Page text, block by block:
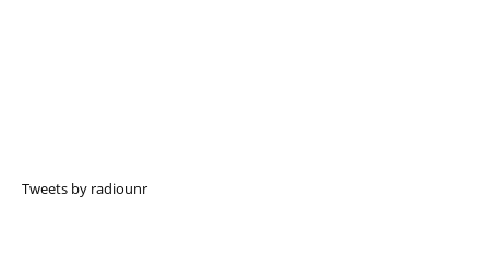
Tweets by radiounr